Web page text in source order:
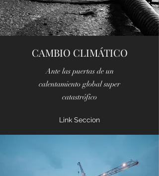
CAMBIO CLIMÁTICO
Ante las puertas de un
catastrófico